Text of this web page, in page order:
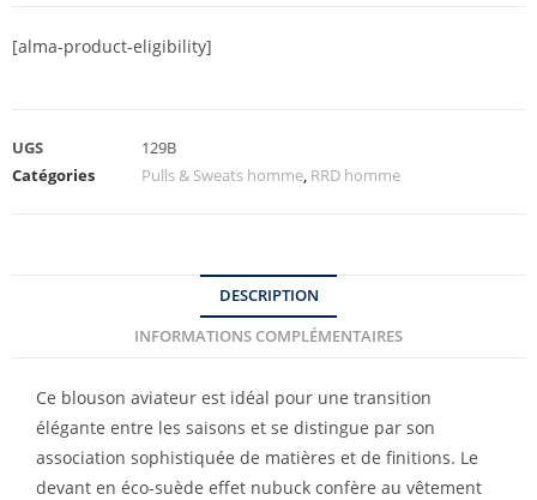
[alma-product-eligibility]
UGS
129B
Catégories
Pulls & Sweats homme RRD homme
DESCRIPTION
INFORMATIONS COMPLÉMENTAIRES
Ce blouson aviateur est idéal pour une transition
élégante entre les saisons et se distingue par son
association sophistiquée de matières et de finitions. Le
devant en éco-suède effet nubuck confère au vêtement